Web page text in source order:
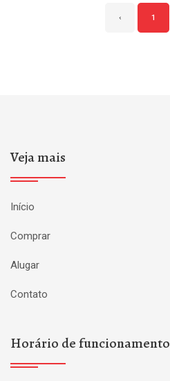
‹ 1
Veja mais
Início
Comprar
Alugar
Contato
Horário de funcionamento